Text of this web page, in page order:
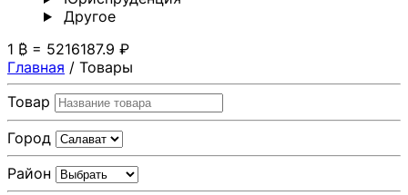
Другoе
1 ₿ = 5216187.9 ₽
Главная / Товары
Товар
Город
Район